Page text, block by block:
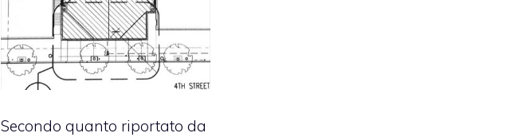
Secondo quanto riportato da